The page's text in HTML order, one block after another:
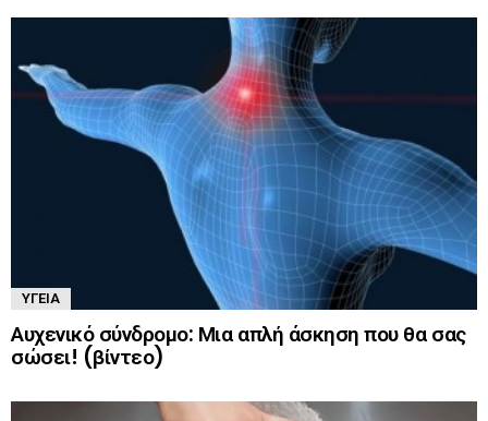
ΥΓΕΊΑ
Αυχενικό σύνδρομο: Μια απλή άσκηση που θα σας
σώσει! (βίντεο)